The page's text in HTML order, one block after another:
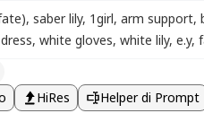
, saber lily, 1girl, arm support,
, white gloves, white lily, e.y,
HiRes Helper di Prompt